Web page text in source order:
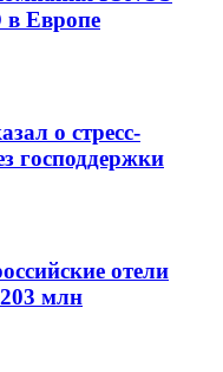
в Европе
о стресс-
господдержки
отели
млн